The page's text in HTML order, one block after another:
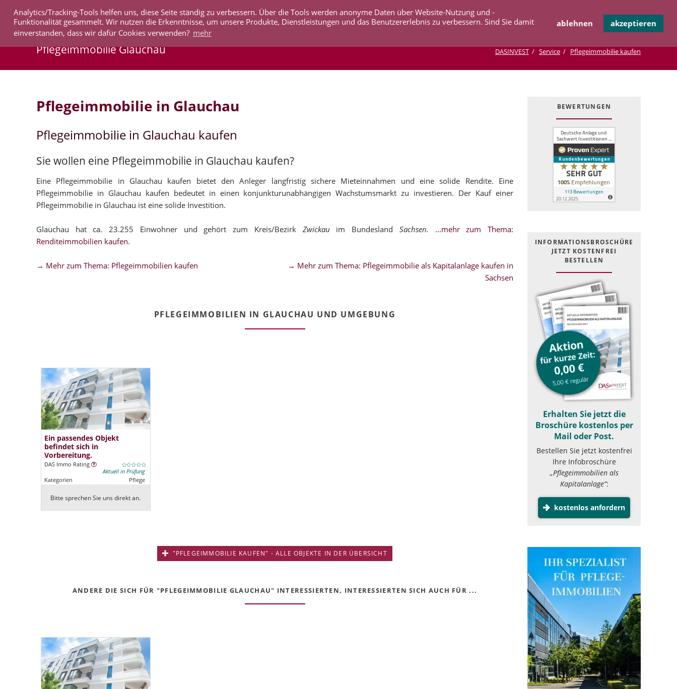
Analytics/Tracking-Tools helfen uns, diese Seite ständig zu verbessern. Über die Tools werden anonyme Daten über Website-Nutzung und -
Funktionalität gesammelt. Wir nutzen die Erkenntnisse, um unsere Produkte, Dienstleistungen und das Benutzererlebnis zu verbessern. Sind Sie damit
einverstanden, dass wir dafür Cookies verwenden? mehr
ablehnen akzeptieren
überspringen
IMMOBILIEN AKTUELLES UNTERNEHMEN SERVICE KOOPERATION KONTAKT
Pflegeimmobilie Glauchau DASINVEST Service Pflegeimmobilie kaufen
Pflegeimmobilie in Glauchau
Pflegeimmobilie in Glauchau kaufen
Sie wollen eine Pflegeimmobilie in Glauchau kaufen?
Eine Pflegeimmobilie in Glauchau kaufen bietet den Anleger langfristig sichere Mieteinnahmen und eine solide Rendite. Eine
Pflegeimmobilie in Glauchau kaufen bedeutet in einen konjunkturunabhängigen Wachstumsmarkt zu investieren. Der Kauf einer
Pflegeimmobilie in Glauchau ist eine solide Investition.
Glauchau hat ca. 23.255 Einwohner und gehört zum Kreis/Bezirk Zwickau im Bundesland Sachsen. ...mehr zum Thema:
Renditeimmobilien kaufen.
→ Mehr zum Thema: Pflegeimmobilien kaufen
→ Mehr zum Thema: Pflegeimmobilie als Kapitalanlage kaufen in
Sachsen
PFLEGEIMMOBILIEN IN GLAUCHAU UND UMGEBUNG
Ein passendes Objekt
befindet sich in
Vorbereitung.
DAS Immo Rating
Aktuell in Prüfung
Kategorien
Pflege
Bitte sprechen Sie uns direkt an.
"PFLEGEIMMOBILIE KAUFEN" - ALLE OBJEKTE IN DER ÜBERSICHT
ANDERE DIE SICH FÜR "PFLEGEIMMOBILIE GLAUCHAU" INTERESSIERTEN, INTERESSIERTEN SICH AUCH FÜR ...
BEWERTUNGEN
INFOR­MATIONS­BROSCHÜRE
JETZT KOSTEN­FREI
BESTELLEN
Erhalten Sie jetzt die
Broschüre kostenlos per
Mail oder Post.
Bestellen Sie jetzt kostenfrei
Ihre Infobroschüre
„Pflegeimmobilien als
Kapitalanlage”:
kostenlos anfordern